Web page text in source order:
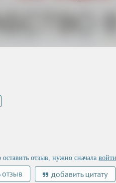
отзыв, нужно сначала
отзыв добавить цитату